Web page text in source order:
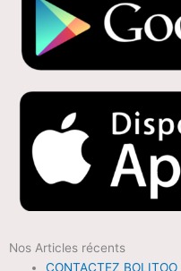
Nos Articles récents
CONTACTEZ BOLITOO